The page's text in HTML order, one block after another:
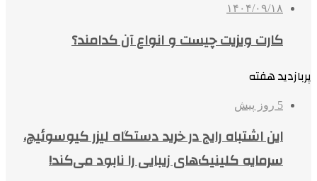
۱۴۰۴/۰۹/۱۸
کارت ویزیت چیست و انواع آن کدامند؟
پربازدید هفته
5 روز پیش
این اشتباه رایج در خرید دستگاه لیزر کیوسوئیچ،
سرمایه کلینیک‌های زیبایی را نابود می‌کند!